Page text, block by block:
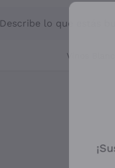
Describe lo que estás
Vinos